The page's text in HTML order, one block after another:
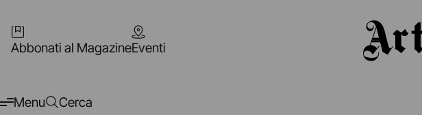
Abbonati al MagazineEventi
Menu Cerca